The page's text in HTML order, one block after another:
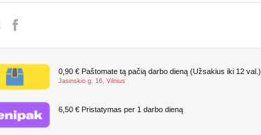
0,90 € Paštomate tą pačią darbo dieną (Užsakius iki 12 val.)
Jasinskio g. 16, Vilnius
6,50 € Pristatymas per 1 darbo dieną